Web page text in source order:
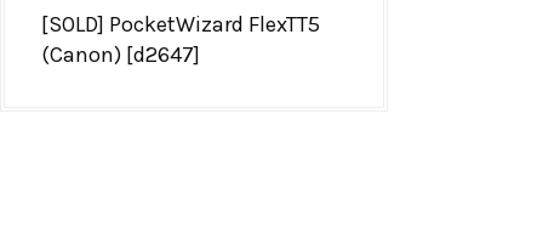
[SOLD] PocketWizard FlexTT5
(Canon) [d2647]